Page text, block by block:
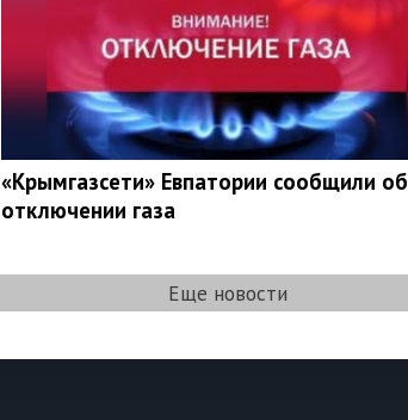
«Крымгазсети» Евпатории сообщили об
отключении газа
Еще новости